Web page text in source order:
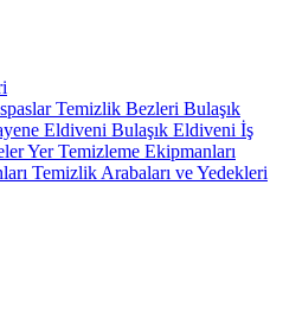
Temizlik Bezleri Bulaşık
Eldiveni Bulaşık Eldiveni İş
Yer Temizleme Ekipmanları
Temizlik Arabaları ve Yedekleri